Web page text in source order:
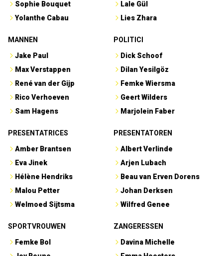
Sophie Bouquet
Yolanthe Cabau
Lale Gül
Lies Zhara
MANNEN
Jake Paul
Max Verstappen
René van der Gijp
Rico Verhoeven
Sam Hagens
POLITICI
Dick Schoof
Dilan Yesilgöz
Femke Wiersma
Geert Wilders
Marjolein Faber
PRESENTATRICES
Amber Brantsen
Eva Jinek
Hélène Hendriks
Malou Petter
Welmoed Sijtsma
PRESENTATOREN
Albert Verlinde
Arjen Lubach
Beau van Erven Dorens
Johan Derksen
Wilfred Genee
SPORTVROUWEN
Femke Bol
ZANGERESSEN
Davina Michelle